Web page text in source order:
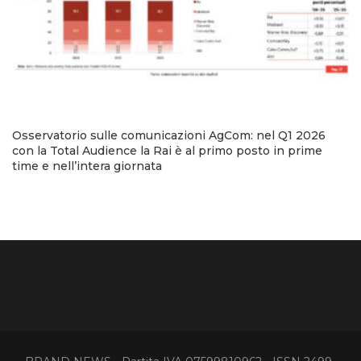
Osservatorio sulle comunicazioni AgCom: nel Q1 2026
con la Total Audience la Rai è al primo posto in prime
time e nell’intera giornata